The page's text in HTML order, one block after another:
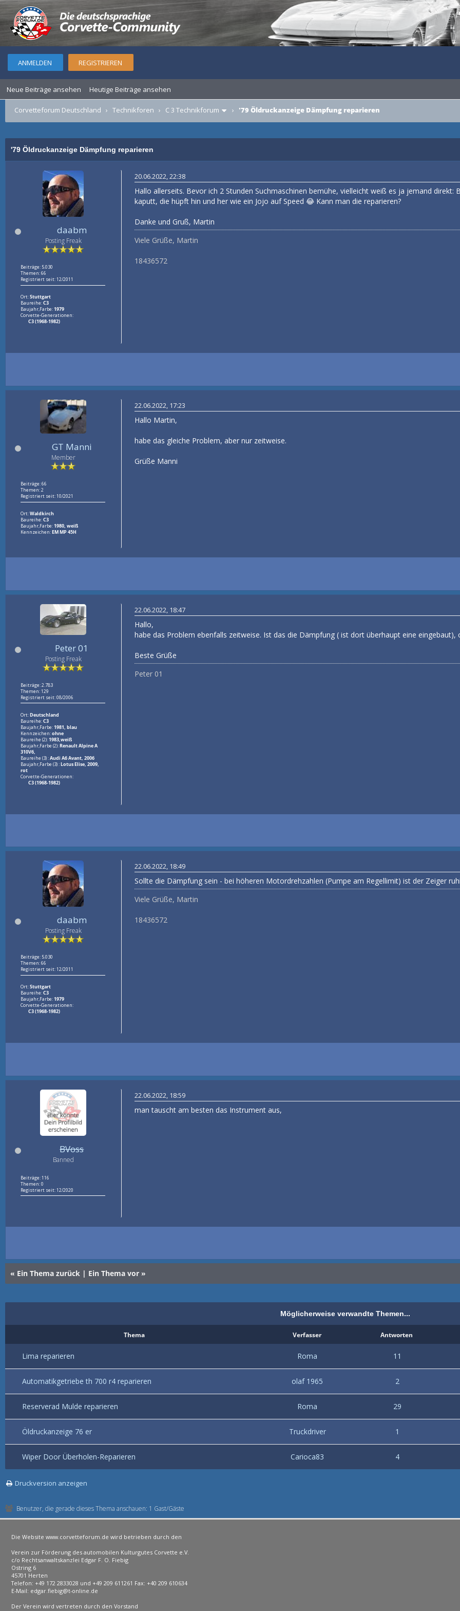
ANMELDEN REGISTRIEREN
Neue Beiträge ansehen Heutige Beiträge ansehen
Corvetteforum Deutschland › Technikforen › C 3 Technikforum › '79 Öldruckanzeige Dämpfung reparieren
'79 Öldruckanzeige Dämpfung reparieren
daabm
Posting Freak
Beiträge: 5.030
Themen: 66
Registriert seit: 12/2011
Ort:Stuttgart
Baureihe:C3
Baujahr,Farbe:1979
Corvette-Generationen:
C3 (1968-1982)
20.06.2022, 22:38
Hallo allerseits. Bevor ich 2 Stunden Suchmaschinen bemühe, vielleicht weiß es ja jemand
kaputt, die hüpft hin und her wie ein Jojo auf Speed 😂 Kann man die reparieren?
Danke und Gruß, Martin
Viele Grüße, Martin
18436572
GT Manni
Member
Beiträge: 66
Themen: 2
Registriert seit: 10/2021
Ort:Waldkirch
Baureihe:C3
Baujahr,Farbe:1980, weiß
Kennzeichen:EM MP 45H
22.06.2022, 17:23
Hallo Martin,
habe das gleiche Problem, aber nur zeitweise.
Grüße Manni
Peter 01
Posting Freak
Beiträge: 2.783
Themen: 129
Registriert seit: 08/2006
Ort:Deutschland
Baureihe:C3
Baujahr,Farbe:1981, blau
Kennzeichen:ohne
Baureihe (2):1983,weiß
Baujahr,Farbe (2):Renault Alpine A
310V6,
Baureihe (3) :Audi A6 Avant, 2006
Baujahr,Farbe (3) :Lotus Elise, 2009,
rot
Corvette-Generationen:
C3 (1968-1982)
22.06.2022, 18:47
Hallo,
habe das Problem ebenfalls zeitweise. Ist das die Dämpfung ( ist dort überhaupt eine eingebaut),
Beste Grüße
Peter 01
daabm
Posting Freak
Beiträge: 5.030
Themen: 66
Registriert seit: 12/2011
Ort:Stuttgart
Baureihe:C3
Baujahr,Farbe:1979
Corvette-Generationen:
C3 (1968-1982)
22.06.2022, 18:49
Sollte die Dämpfung sein - bei höheren Motordrehzahlen (Pumpe am Regellimit) ist der Zeiger
Viele Grüße, Martin
18436572
BVoss
Banned
Beiträge: 116
Themen: 0
Registriert seit: 12/2020
22.06.2022, 18:59
man tauscht am besten das Instrument aus,
« Ein Thema zurück | Ein Thema vor »
Möglicherweise verwandte Themen...
Thema Verfasser Antworten
Lima reparieren Roma 11
Automatikgetriebe th 700 r4 reparieren olaf 1965 2
Reserverad Mulde reparieren Roma 29
Öldruckanzeige 76 er Truckdriver 1
Wiper Door Überholen-Reparieren Carioca83 4
Druckversion anzeigen
Benutzer, die gerade dieses Thema anschauen: 1 Gast/Gäste
Die Website www.corvetteforum.de wird betrieben durch den
Verein zur Förderung des automobilen Kulturgutes Corvette e.V.
c/o Rechtsanwaltskanzlei Edgar F. O. Fiebig
Ostring 6
45701 Herten
Telefon: +49 172 2833028 und +49 209 611261 Fax: +40 209 610634
E-Mail: edgar.fiebig@t-online.de
Der Verein wird vertreten durch den Vorstand